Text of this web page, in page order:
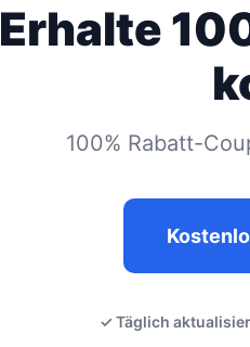
Erhalte
100% Rabatt-
✓ Täglich